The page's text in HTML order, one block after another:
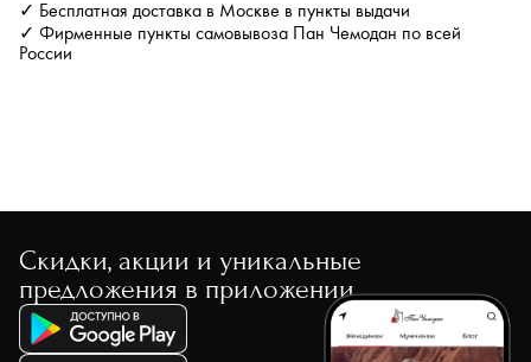
✓ Бесплатная доставка в Москве в пункты выдачи
✓ Фирменные пункты самовывоза Пан Чемодан по всей
России
Скидки, акции и уникальные
предложения в приложении